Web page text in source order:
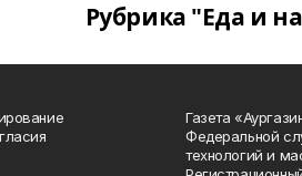
Рубрика "Еда и
Газета
Федеральной
технологий и